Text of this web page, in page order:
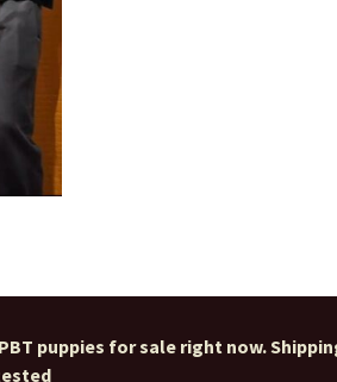
puppies for sale right now.